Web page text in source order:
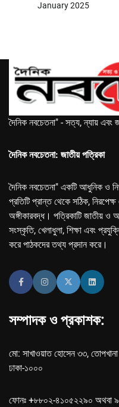
January 2025
দৈনিক নবচেতনা" - সত্য, ন্যায় এবং
দৈনিক নবচেতনা: জাতীয় পত্রিকা
দৈনিক নবচেতনা" একটি আধুনিক ও
প্রতিটি প্রান্ত থেকে সঠিক,
অঙ্গীকারবদ্ধ। পত্রিকাটি জাতীয় ও
সংস্কৃতি, খেলাধুলা, শিক্ষা এবং
করে পাঠকদের তথ্য প্রদান করে।
সম্পাদক ও প্রকাশক:
মো: সাখাওয়াত হোসেন ৩৩,
ঢাকা-১০০০
ফোনঃ +৮৮০২-৪১০৫২২৯০ অথবা